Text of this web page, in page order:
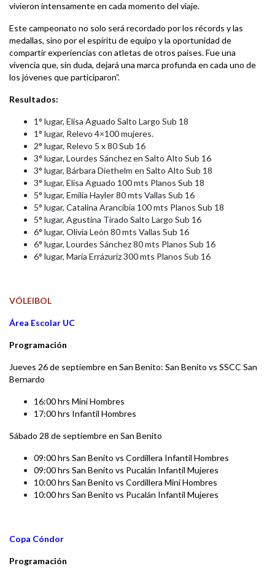
vivieron intensamente en cada momento del viaje.
Este campeonato no solo será recordado por los récords y las
medallas, sino por el espíritu de equipo y la oportunidad de
compartir experiencias con atletas de otros países. Fue una
vivencia que, sin duda, dejará una marca profunda en cada uno de
los jóvenes que participaron”.
Resultados:
1° lugar, Elisa Aguado Salto Largo Sub 18
1° lugar, Relevo 4×100 mujeres.
2° lugar, Relevo 5 x 80 Sub 16
3° lugar, Lourdes Sánchez en Salto Alto Sub 16
3° lugar, Bárbara Diethelm en Salto Alto Sub 18
3° lugar, Elisa Aguado 100 mts Planos Sub 18
5° lugar, Emilia Hayler 80 mts Vallas Sub 16
5° lugar, Catalina Arancibia 100 mts Planos Sub 18
5° lugar, Agustina Tirado Salto Largo Sub 16
6° lugar, Olivia León 80 mts Vallas Sub 16
6° lugar, Lourdes Sánchez 80 mts Planos Sub 16
6° lugar, María Errázuriz 300 mts Planos Sub 16
VÓLEIBOL
Área Escolar UC
Programación
Jueves 26 de septiembre en San Benito: San Benito vs SSCC San
Bernardo
16:00 hrs Mini Hombres
17:00 hrs Infantil Hombres
Sábado 28 de septiembre en San Benito
09:00 hrs San Benito vs Cordillera Infantil Hombres
09:00 hrs San Benito vs Pucalán Infantil Mujeres
10:00 hrs San Benito vs Cordillera Mini Hombres
10:00 hrs San Benito vs Pucalán Infantil Mujeres
Copa Cóndor
Programación